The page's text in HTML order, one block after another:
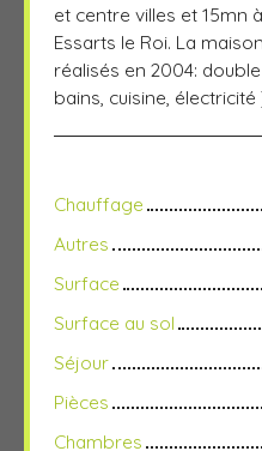
et centre villes et 15mn
Essarts le Roi. La
réalisés en 2004:
bains, cuisine,
Chauffage
Autres
Surface
Surface au sol
Séjour
Pièces
Chambres